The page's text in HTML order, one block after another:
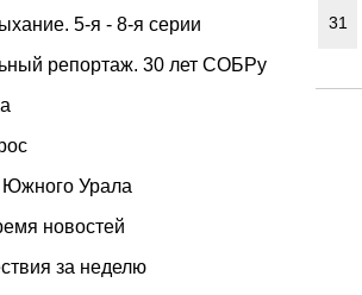
5-я - 8-я серии
репортаж. 30 лет СОБРу
Урала
новостей
за неделю
31